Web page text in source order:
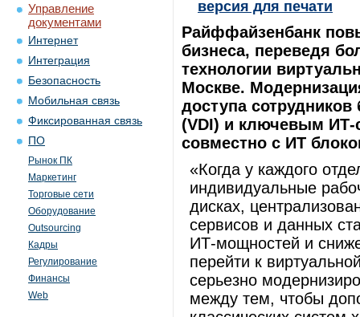
Управление
документами
Интернет
Интеграция
Безопасность
Мобильная связь
Фиксированная связь
ПО
Рынок ПК
Маркетинг
Торговые сети
Оборудование
Outsourcing
Кадры
Регулирование
Финансы
Web
версия для печати
Райффайзенбанк
бизнеса, переведя
технологии
Москве.
доступа
(VDI) и ключевым ИТ-
совместно с ИТ
«Когда у каждого
индивидуальные
дисках,
сервисов и данных
ИТ-мощностей и
перейти к
серьезно
между тем, чтобы